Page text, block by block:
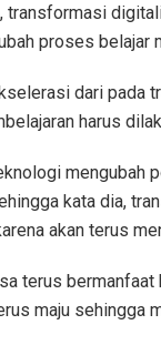
transformasi
proses belajar
dari pada
harus
mengubah
kata dia,
akan terus
terus
maju sehingga